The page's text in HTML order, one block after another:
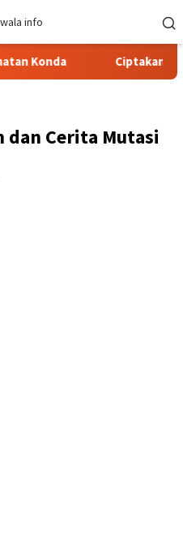
Ciptakan
dan Cerita Mutasi